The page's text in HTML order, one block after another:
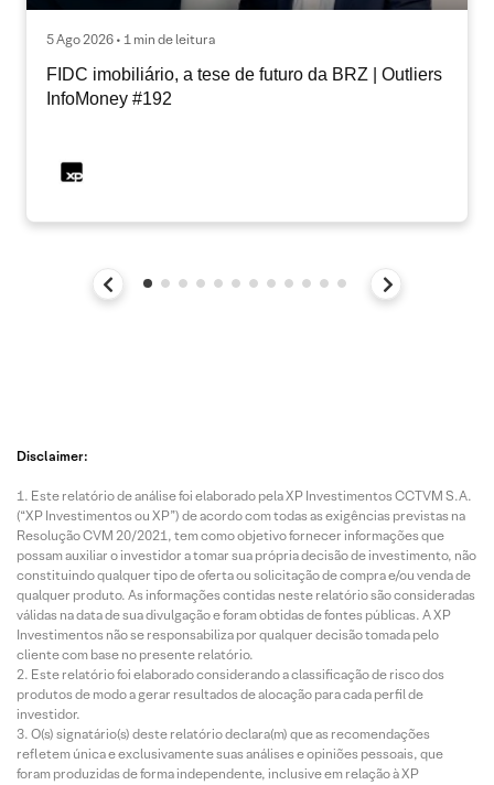
5 Ago 2026 • 1 min de leitura
FIDC imobiliário, a tese de futuro da BRZ | Outliers
InfoMoney #192
Disclaimer:
Este relatório de análise foi elaborado pela XP Investimentos CCTVM S.A.
(“XP Investimentos ou XP”) de acordo com todas as exigências previstas na
Resolução CVM 20/2021, tem como objetivo fornecer informações que
possam auxiliar o investidor a tomar sua própria decisão de investimento, não
constituindo qualquer tipo de oferta ou solicitação de compra e/ou venda de
qualquer produto. As informações contidas neste relatório são consideradas
válidas na data de sua divulgação e foram obtidas de fontes públicas. A XP
Investimentos não se responsabiliza por qualquer decisão tomada pelo
cliente com base no presente relatório.
Este relatório foi elaborado considerando a classificação de risco dos
produtos de modo a gerar resultados de alocação para cada perfil de
investidor.
O(s) signatário(s) deste relatório declara(m) que as recomendações
refletem única e exclusivamente suas análises e opiniões pessoais, que
foram produzidas de forma independente, inclusive em relação à XP